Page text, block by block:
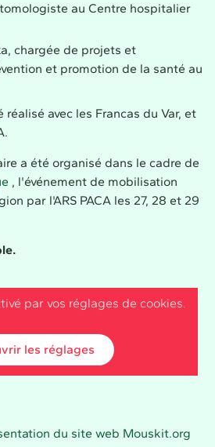
au Centre hospitalier
chargée de projets et
et promotion de la santé au
avec les Francas du Var, et
a été organisé dans le cadre de
, l'événement de mobilisation
par l'ARS PACA les 27, 28 et 29
par vos réglages de cookies.
les réglages
du site web Mouskit.org